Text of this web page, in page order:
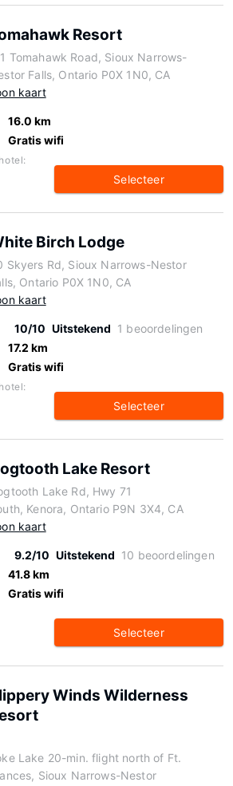
Resort
Tomahawk Road, Sioux Narrows-
Falls, Ontario P0X 1N0, CA
kaart
16.0 km
Gratis wifi
Selecteer
Birch Lodge
Skyers Rd, Sioux Narrows-Nestor
Ontario P0X 1N0, CA
kaart
10/10 Uitstekend 1 beoordelingen
17.2 km
Gratis wifi
Selecteer
Lake Resort
Lake Rd, Hwy 71
Kenora, Ontario P9N 3X4, CA
kaart
9.2/10 Uitstekend 10 beoordelingen
41.8 km
Gratis wifi
Selecteer
Winds Wilderness
Lake 20-min. flight north of Ft.
Sioux Narrows-Nestor